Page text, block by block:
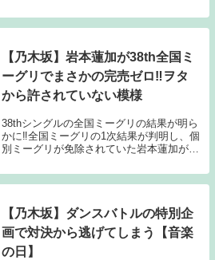
して損したわ 82:...
【乃木坂】岩本蓮加が38th全国ミ
ーグリでまさかの完売ゼロ‼ヲタ
から許されていない模様
38thシングルの全国ミーグリの結果が明ら
かに‼全国ミーグリの1次結果が判明し、個
別ミーグリが免除されていた岩本蓮加がま
免除されているメンバーにファンが会うた
めには全国ミーグリにお金を突っ込むしか
【乃木坂】ダンスバトルの特別企
画で対決から逃げてしまう【音楽
の日】